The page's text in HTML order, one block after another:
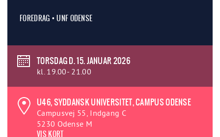
FOREDRAG • UNF ODENSE
TORSDAG D. 15. JANUAR 2026
kl. 19.00- 21.00
U46, SYDDANSK UNIVERSITET, CAMPUS ODENSE
Campusvej 55, Indgang C
5230 Odense M
VIS KORT